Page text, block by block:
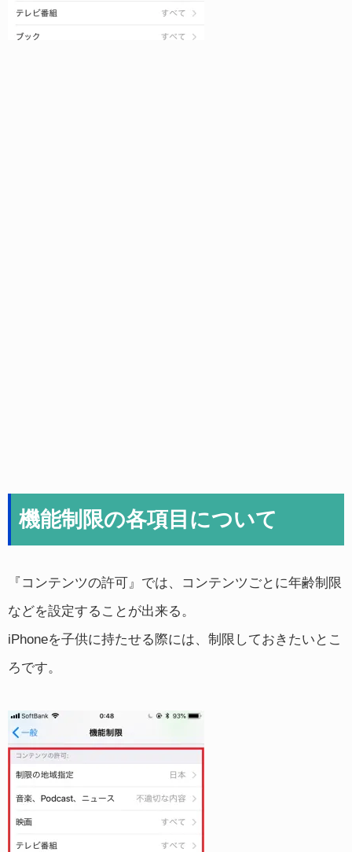
機能制限の各項目について
『コンテンツの許可』では、コンテンツごとに年齢制限
などを設定することが出来る。
iPhoneを子供に持たせる際には、制限しておきたいとこ
ろです。